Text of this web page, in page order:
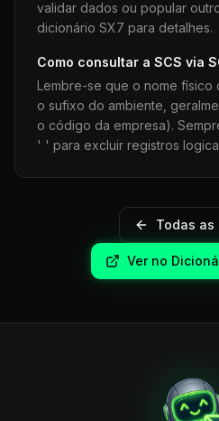
validar dados ou popular
dicionário SX7 para detalhes.
Como consultar a SCS via
Lembre-se que o nome físico
o sufixo do ambiente,
o código da empresa).
' ' para excluir registros
Todas as
Ver no